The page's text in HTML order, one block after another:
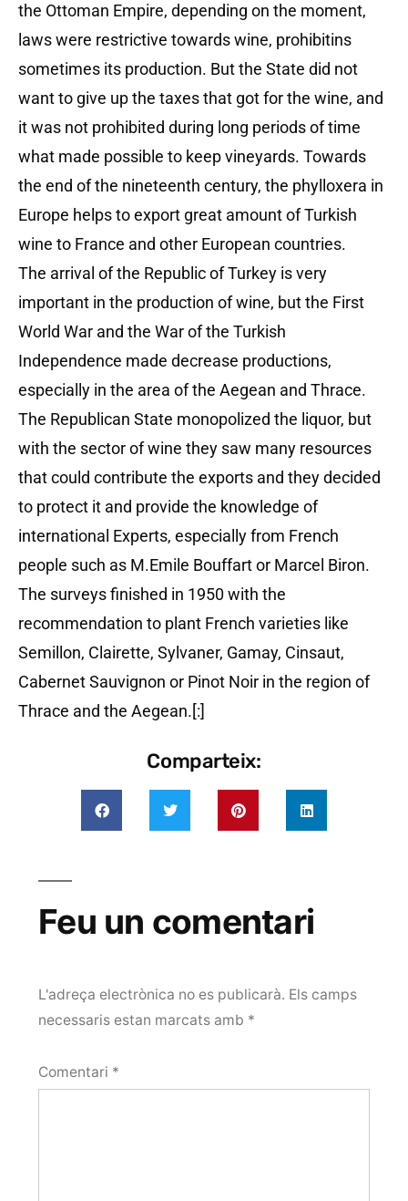
the Ottoman Empire, depending on the moment,
laws were restrictive towards wine, prohibitins
sometimes its production. But the State did not
want to give up the taxes that got for the wine, and
it was not prohibited during long periods of time
what made possible to keep vineyards. Towards
the end of the nineteenth century, the phylloxera in
Europe helps to export great amount of Turkish
wine to France and other European countries.
The arrival of the Republic of Turkey is very
important in the production of wine, but the First
World War and the War of the Turkish
Independence made decrease productions,
especially in the area of ​​the Aegean and Thrace.
The Republican State monopolized the liquor, but
with the sector of wine they saw many resources
that could contribute the exports and they decided
to protect it and provide the knowledge of
international Experts, especially from French
people such as M.Emile Bouffart or Marcel Biron.
The surveys finished in 1950 with the
recommendation to plant French varieties like
Semillon, Clairette, Sylvaner, Gamay, Cinsaut,
Cabernet Sauvignon or Pinot Noir in the region of
Thrace and the Aegean.[:]
Comparteix:
Feu un comentari
L'adreça electrònica no es publicarà. Els camps
necessaris estan marcats amb *
Comentari *